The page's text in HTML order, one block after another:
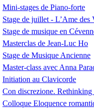
Mini-stages de Piano-forte
Stage de juillet - L’Ame des
Stage de musique en
Masterclas de Jean-Luc Ho
Stage de Musique Ancienne
Master-class avec Anna
Initiation au Clavicorde
Con discrezione. Rethinking
Colloque Eloquence